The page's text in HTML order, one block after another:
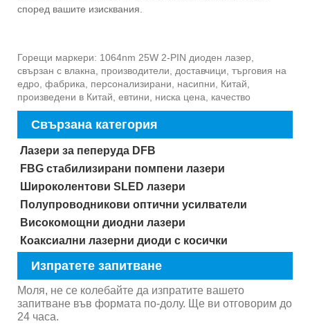
според вашите изисквания.
Горещи маркери: 1064nm 25W 2-PIN диоден лазер,
свързан с влакна, производители, доставчици, търговия на
едро, фабрика, персонализирани, насипни, Китай,
произведени в Китай, евтини, ниска цена, качество
Свързана категория
Лазери за пеперуда DFB
FBG стабилизирани помпени лазери
Широколентови SLED лазери
Полупроводникови оптични усилватели
Високомощни диодни лазери
Коаксиални лазерни диоди с косички
Изпратете запитване
Моля, не се колебайте да изпратите вашето
запитване във формата по-долу. Ще ви отговорим до
24 часа.